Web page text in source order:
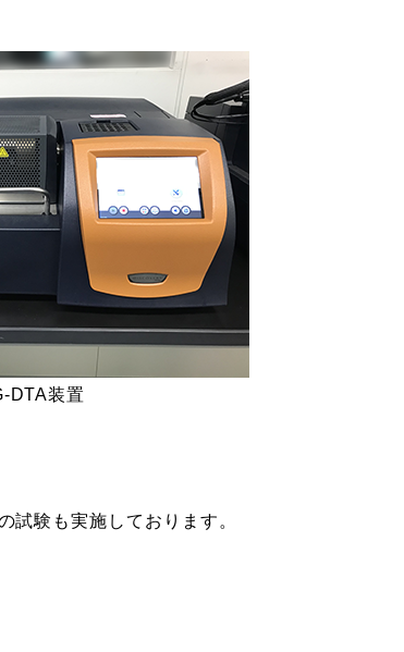
DTA装置
試験も実施しております。